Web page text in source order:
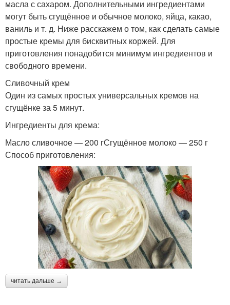
масла с сахаром. Дополнительными ингредиентами
могут быть сгущённое и обычное молоко, яйца, какао,
ваниль и т. д. Ниже расскажем о том, как сделать самые
простые кремы для бисквитных коржей. Для
приготовления понадобится минимум ингредиентов и
свободного времени.
Сливочный крем
Один из самых простых универсальных кремов на
сгущёнке за 5 минут.
Ингредиенты для крема:
Масло сливочное — 200 гСгущённое молоко — 250 г
Способ приготовления:
читать дальше →